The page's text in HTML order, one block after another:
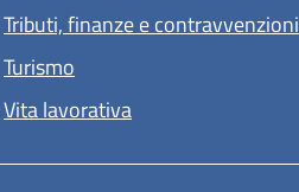
Tributi, finanze e contravvenzioni
Turismo
Vita lavorativa